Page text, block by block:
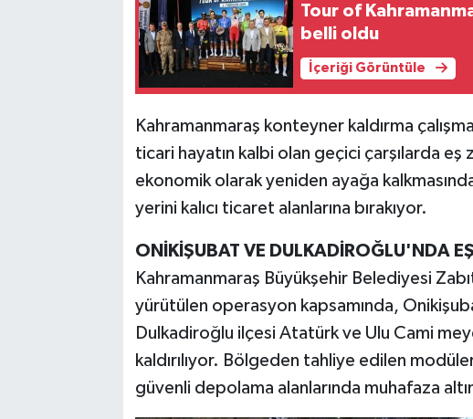
Tour of
belli oldu
İçeriği Görüntüle
Kahramanmaraş konteyner kaldırma
ticari hayatın kalbi olan geçici çarşılarda eş
ekonomik olarak yeniden ayağa
yerini kalıcı ticaret alanlarına bırakıyor.
ONİKİŞUBAT VE DULKADİROĞLU'NDA
Kahramanmaraş Büyükşehir Belediyesi
yürütülen operasyon kapsamında,
Dulkadiroğlu ilçesi Atatürk ve Ulu Cami
kaldırılıyor. Bölgeden tahliye edilen
güvenli depolama alanlarında muhafaza
KÜLTÜR SANAT